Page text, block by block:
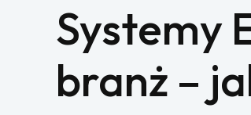
Systemy
branż –